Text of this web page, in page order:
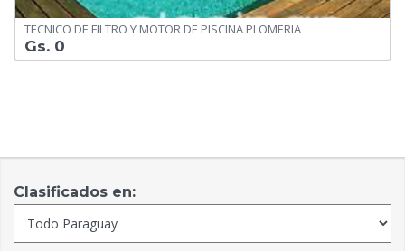
TECNICO DE FILTRO Y MOTOR DE PISCINA PLOMERIA
Gs. 0
Clasificados en: